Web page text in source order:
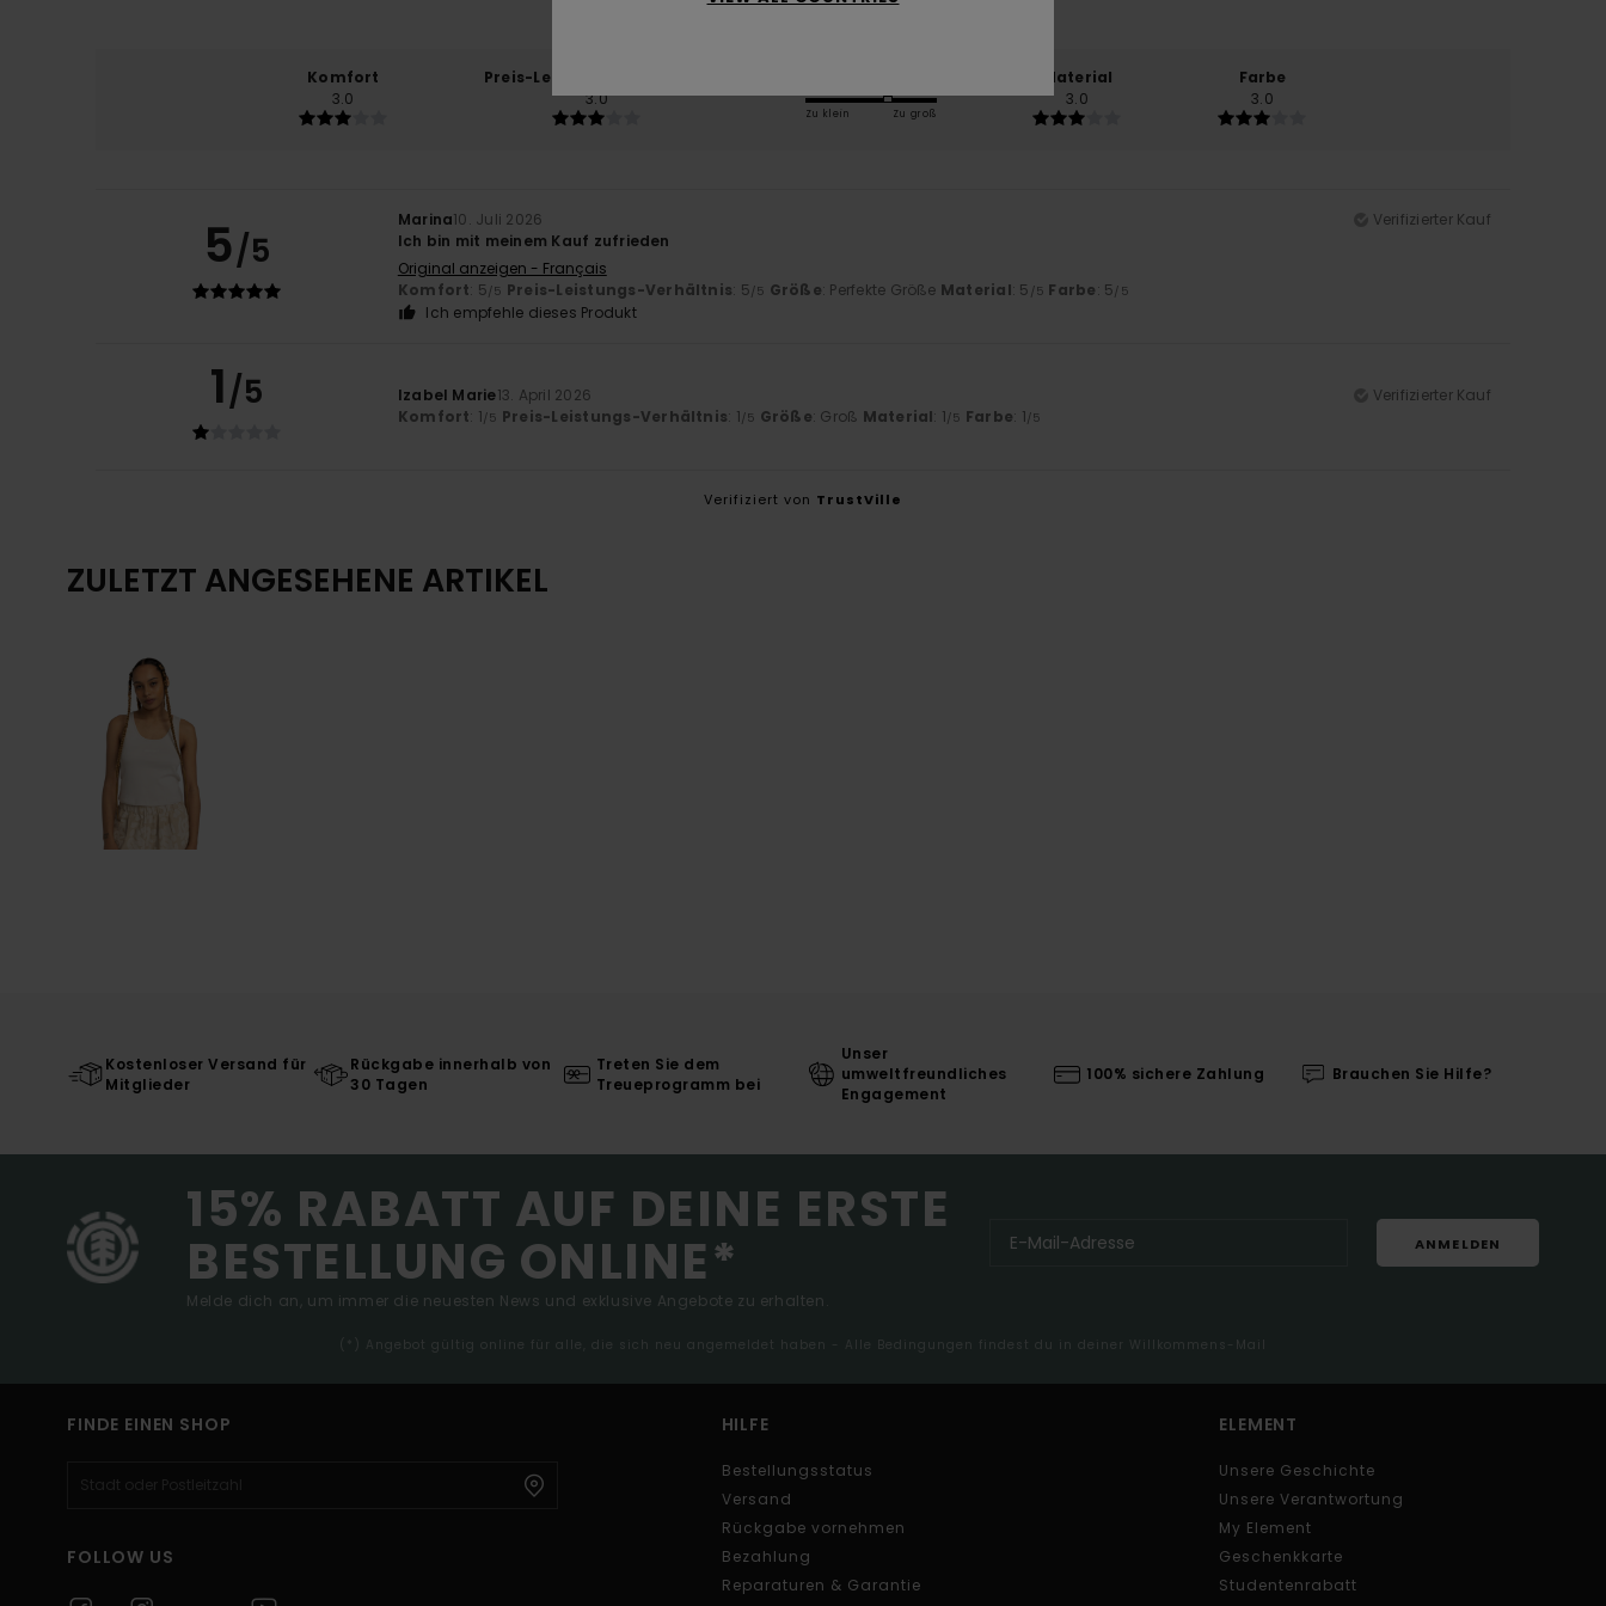
Komfort
3.0
Preis-Leistungs-Verhältnis
3.0
Zu klein Zu groß
Material
3.0
Farbe
3.0
5/5
Marina10. Juli 2026
Verifizierter Kauf
Ich bin mit meinem Kauf zufrieden
Original anzeigen - Français
Komfort: 5/5 Preis-Leistungs-Verhältnis: 5/5 Größe: Perfekte Größe Material: 5 /5 Farbe: 5/5
Ich empfehle dieses Produkt
1/5 Izabel Marie13. April 2026
Verifizierter Kauf
Komfort: 1/5 Preis-Leistungs-Verhältnis: 1/5 Größe: Groß Material: 1/5 Farbe: 1/5
Verifiziert von TrustVille
ZULETZT ANGESEHENE ARTIKEL
Kostenloser Versand für
Mitglieder
Rückgabe innerhalb von
30 Tagen
Treten Sie dem
Treueprogramm bei
Unser
umweltfreundliches
Engagement
100% sichere Zahlung Brauchen Sie Hilfe?
15% RABATT AUF DEINE ERSTE
BESTELLUNG ONLINE*
Melde dich an, um immer die neuesten News und exklusive Angebote zu erhalten.
ANMELDEN
(*) Angebot gültig online für alle, die sich neu angemeldet haben - Alle Bedingungen findest du in deiner Willkommens-Mail
FINDE EINEN SHOP
FOLLOW US
HILFE
Bestellungsstatus
Versand
Rückgabe vornehmen
Bezahlung
Reparaturen & Garantie
ELEMENT
Unsere Geschichte
Unsere Verantwortung
My Element
Geschenkkarte
Studentenrabatt